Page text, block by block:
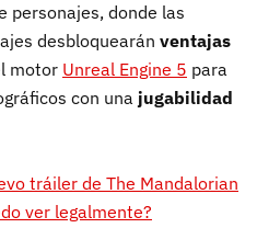
personajes, donde las
desbloquearán ventajas
motor Unreal Engine 5 para
con una jugabilidad
tráiler de The Mandalorian
ver legalmente?